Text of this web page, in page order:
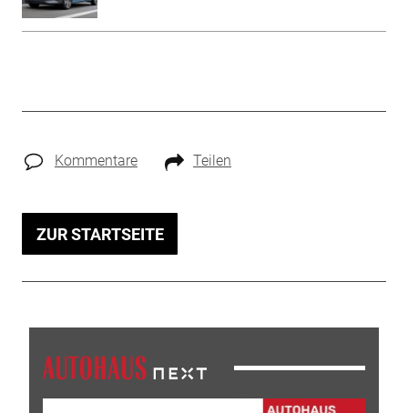
Kommentare Teilen
ZUR STARTSEITE